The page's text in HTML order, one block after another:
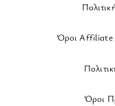
Όροι Affiliate
Όροι